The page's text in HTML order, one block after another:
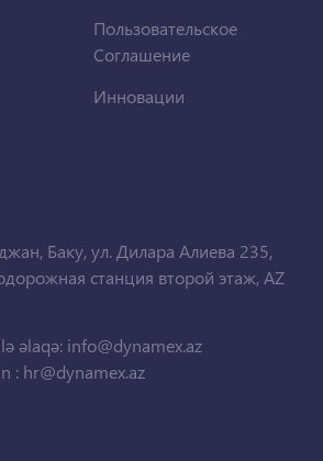
Пользовательское
Соглашение
Инновации
Баку, ул. Дилара Алиева 235,
станция второй этаж, AZ
əlaqə: info@dynamex.az
: hr@dynamex.az